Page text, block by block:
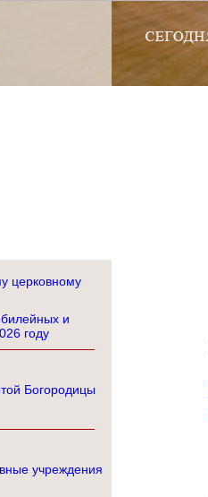
церковному
и
году
Богородицы
учреждения